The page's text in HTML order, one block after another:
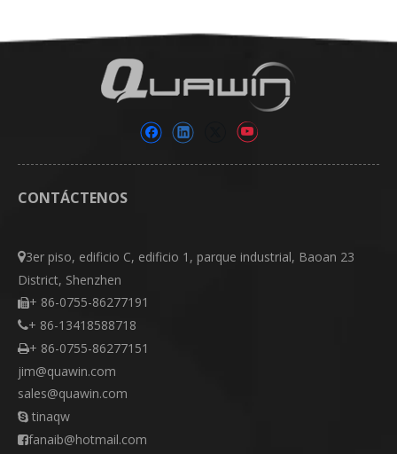
CONTÁCTENOS
3er piso, edificio C, edificio 1, parque industrial, Baoan 23
District, Shenzhen
+ 86-0755-86277191
+ 86-13418588718
+ 86-0755-86277151
jim@quawin.com
sales@quawin.com
 tinaqw
fanaib@hotmail.com